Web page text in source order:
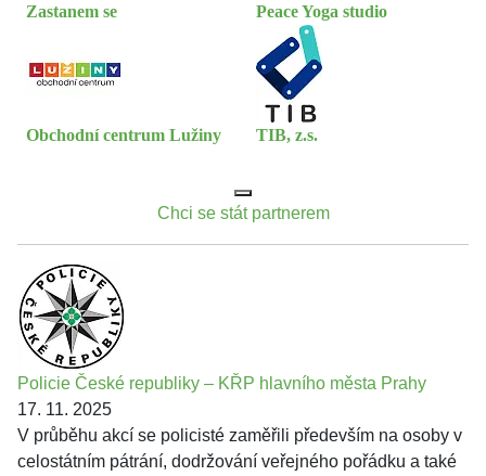
Zastanem se Peace Yoga studio
Obchodní centrum Lužiny TIB, z.s.
Chci se stát partnerem
Policie České republiky – KŘP hlavního města Prahy
17. 11. 2025
V průběhu akcí se policisté zaměřili především na osoby v
celostátním pátrání, dodržování veřejného pořádku a také